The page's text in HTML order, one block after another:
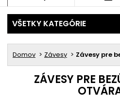
VŠETKY KATEGÓRIE
Domov Závesy Závesy pre
ZÁVESY PRE